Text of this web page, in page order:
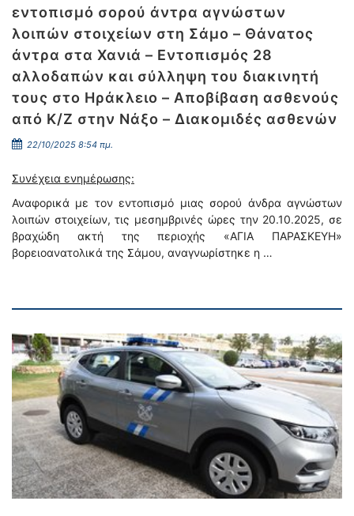
εντοπισμό σορού άντρα αγνώστων
λοιπών στοιχείων στη Σάμο – Θάνατος
άντρα στα Χανιά – Εντοπισμός 28
αλλοδαπών και σύλληψη του διακινητή
τους στο Ηράκλειο – Αποβίβαση ασθενούς
από Κ/Ζ στην Νάξο – Διακομιδές ασθενών
22/10/2025 8:54 πμ.
Συνέχεια ενημέρωσης:
Αναφορικά με τον εντοπισμό μιας σορού άνδρα αγνώστων
λοιπών στοιχείων, τις μεσημβρινές ώρες την 20.10.2025, σε
βραχώδη ακτή της περιοχής «ΑΓΙΑ ΠΑΡΑΣΚΕΥΗ»
βορειοανατολικά της Σάμου, αναγνωρίστηκε η …